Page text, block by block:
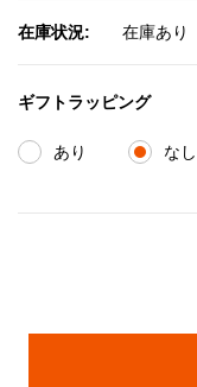
在庫状況: 在庫あり
ギフトラッピング
あり なし